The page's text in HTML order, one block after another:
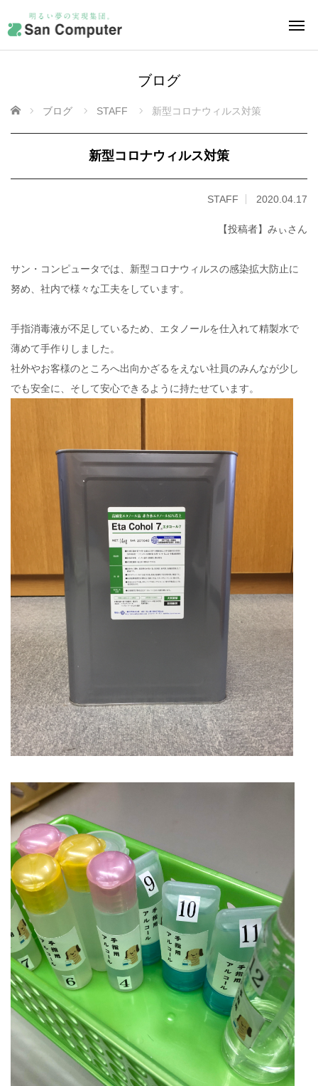
ブログ
ホーム ブログ STAFF 新型コロナウィルス対策
新型コロナウィルス対策
STAFF 2020.04.17
【投稿者】みぃさん
サン・コンピュータでは、新型コロナウィルスの感染拡大防止に
努め、社内で様々な工夫をしています。
手指消毒液が不足しているため、エタノールを仕入れて精製水で
薄めて手作りしました。
社外やお客様のところへ出向かざるをえない社員のみんなが少し
でも安全に、そして安心できるように持たせています。